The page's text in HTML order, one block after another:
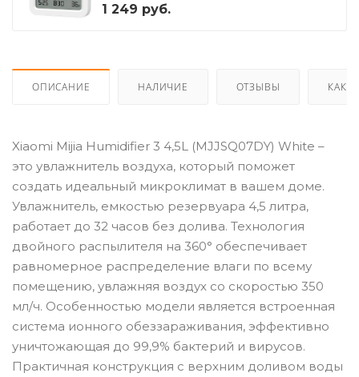
1 249 руб.
ОПИСАНИЕ НАЛИЧИЕ ОТЗЫВЫ КАК
Xiaomi Mijia Humidifier 3 4,5L (MJJSQ07DY) White –
это увлажнитель воздуха, который поможет
создать идеальный микроклимат в вашем доме.
Увлажнитель, емкостью резервуара 4,5 литра,
работает до 32 часов без долива. Технология
двойного распылителя на 360° обеспечивает
равномерное распределение влаги по всему
помещению, увлажняя воздух со скоростью 350
мл/ч. Особенностью модели является встроенная
система ионного обеззараживания, эффективно
уничтожающая до 99,9% бактерий и вирусов.
Практичная конструкция с верхним доливом воды